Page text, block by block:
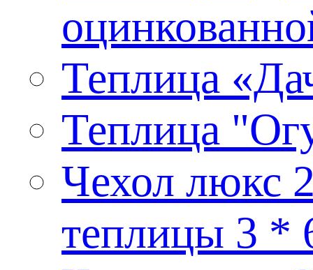
Теплица
Теплица
Чехол люкс
теплицы 3 *